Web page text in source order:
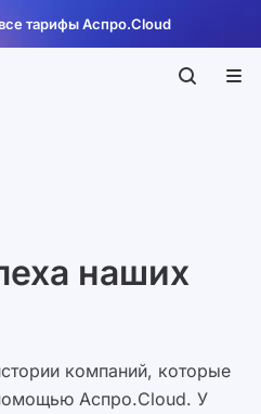
тарифы Аспро.Cloud
наших
компаний, которые
Аспро.Cloud. У